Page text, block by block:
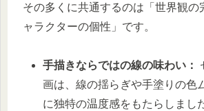
その多くに共通するのは「世界観の
ャラクターの個性」です。
手描きならではの線の味わい：
画は、線の揺らぎや手塗りの色
に独特の温度感をもたらしまし